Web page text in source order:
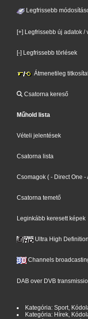
Legfrissebb
[+] Legfrissebb új adatok /
[-] Legfrissebb törlések
Átmenetileg
Csatorna kereső
Műhold lista
Vételi jelentések
Csatorna lista
Csomagok (- Direct One -
Csatorna temető
Leginkább keresett képek
Ultra High
Channels
DAB over DVB
Kategória: Sport,
Kategória: Hírek,